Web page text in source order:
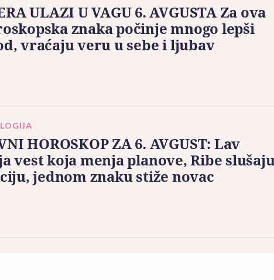
ULAZI U VAGU 6. AVGUSTA Za ova
znaka počinje mnogo lepši
vraćaju veru u sebe i ljubav
HOROSKOP ZA 6. AVGUST: Lav
vest koja menja planove, Ribe
jednom znaku stiže novac